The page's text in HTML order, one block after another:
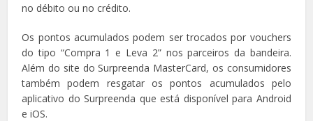
no débito ou no crédito.
Os pontos acumulados podem ser trocados por vouchers
do tipo “Compra 1 e Leva 2” nos parceiros da bandeira.
Além do site do Surpreenda MasterCard, os consumidores
também podem resgatar os pontos acumulados pelo
aplicativo do Surpreenda que está disponível para Android
e iOS.